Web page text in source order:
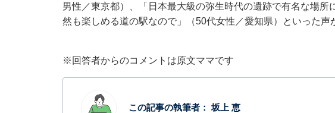
男性／東京都）、「日本最大級の弥生時代の遺跡で有名な場所
然も楽しめる道の駅なので」（50代女性／愛知県）といった声
※回答者からのコメントは原文ママです
この記事の執筆者： 坂上 恵